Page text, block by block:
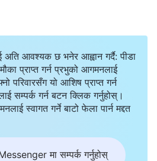
अति आवश्यक छ भनेर आह्वान गर्दै: पीडा
प्राप्त गर्न प्रभुको आगमनलाई
परिवारसँग यो आशिष प्राप्त गर्न
सम्पर्क गर्न बटन क्लिक गर्नुहोस्।
स्वागत गर्ने बाटो फेला पार्न मद्दत
मा सम्पर्क गर्नुहोस्